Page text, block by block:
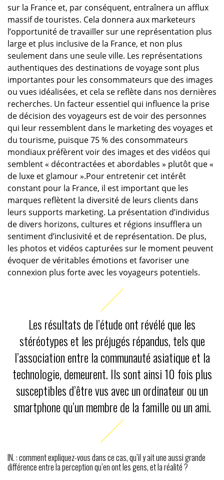
sur la France et, par conséquent, entraînera un afflux
massif de touristes. Cela donnera aux marketeurs
l’opportunité de travailler sur une représentation plus
large et plus inclusive de la France, et non plus
seulement dans une seule ville. Les représentations
authentiques des destinations de voyage sont plus
importantes pour les consommateurs que des images
ou vues idéalisées, et cela se reflète dans nos dernières
recherches. Un facteur essentiel qui influence la prise
de décision des voyageurs est de voir des personnes
qui leur ressemblent dans le marketing des voyages et
du tourisme, puisque 75 % des consommateurs
mondiaux préfèrent voir des images et des vidéos qui
semblent « décontractées et abordables » plutôt que «
de luxe et glamour ».Pour entretenir cet intérêt
constant pour la France, il est important que les
marques reflètent la diversité de leurs clients dans
leurs supports marketing. La présentation d’individus
de divers horizons, cultures et régions insufflera un
sentiment d’inclusivité et de représentation. De plus,
les photos et vidéos capturées sur le moment peuvent
évoquer de véritables émotions et favoriser une
connexion plus forte avec les voyageurs potentiels.
Les résultats de l’étude ont révélé que les
stéréotypes et les préjugés répandus, tels que
l’association entre la communauté asiatique et la
technologie, demeurent. Ils sont ainsi 10 fois plus
susceptibles d’être vus avec un ordinateur ou un
smartphone qu’un membre de la famille ou un ami.
IN. : comment expliquez-vous dans ce cas, qu’il y ait une aussi grande
différence entre la perception qu’en ont les gens, et la réalité ?